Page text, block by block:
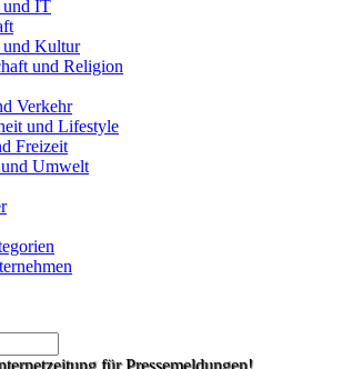
und IT
Kultur
und Religion
Verkehr
und Lifestyle
Freizeit
Umwelt
für Pressemeldungen!